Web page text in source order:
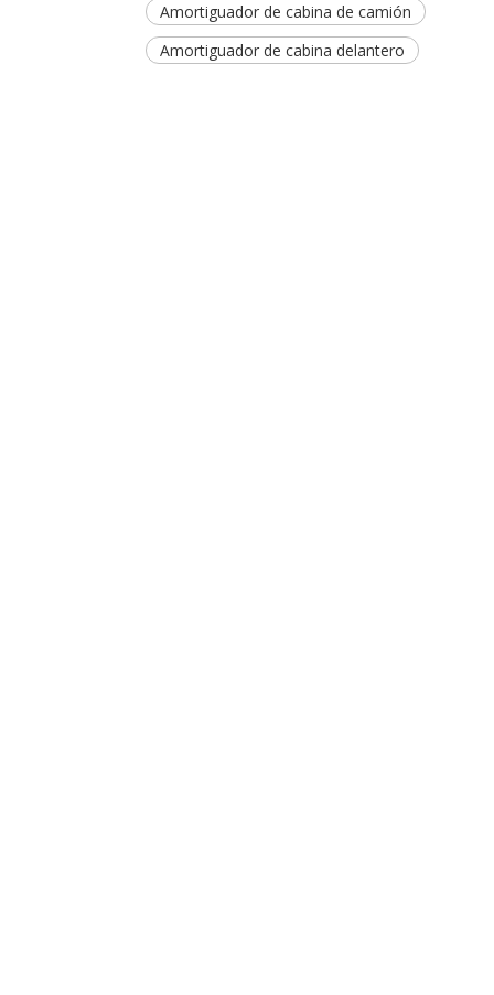
Amortiguador de cabina de camión
Amortiguador de cabina delantero